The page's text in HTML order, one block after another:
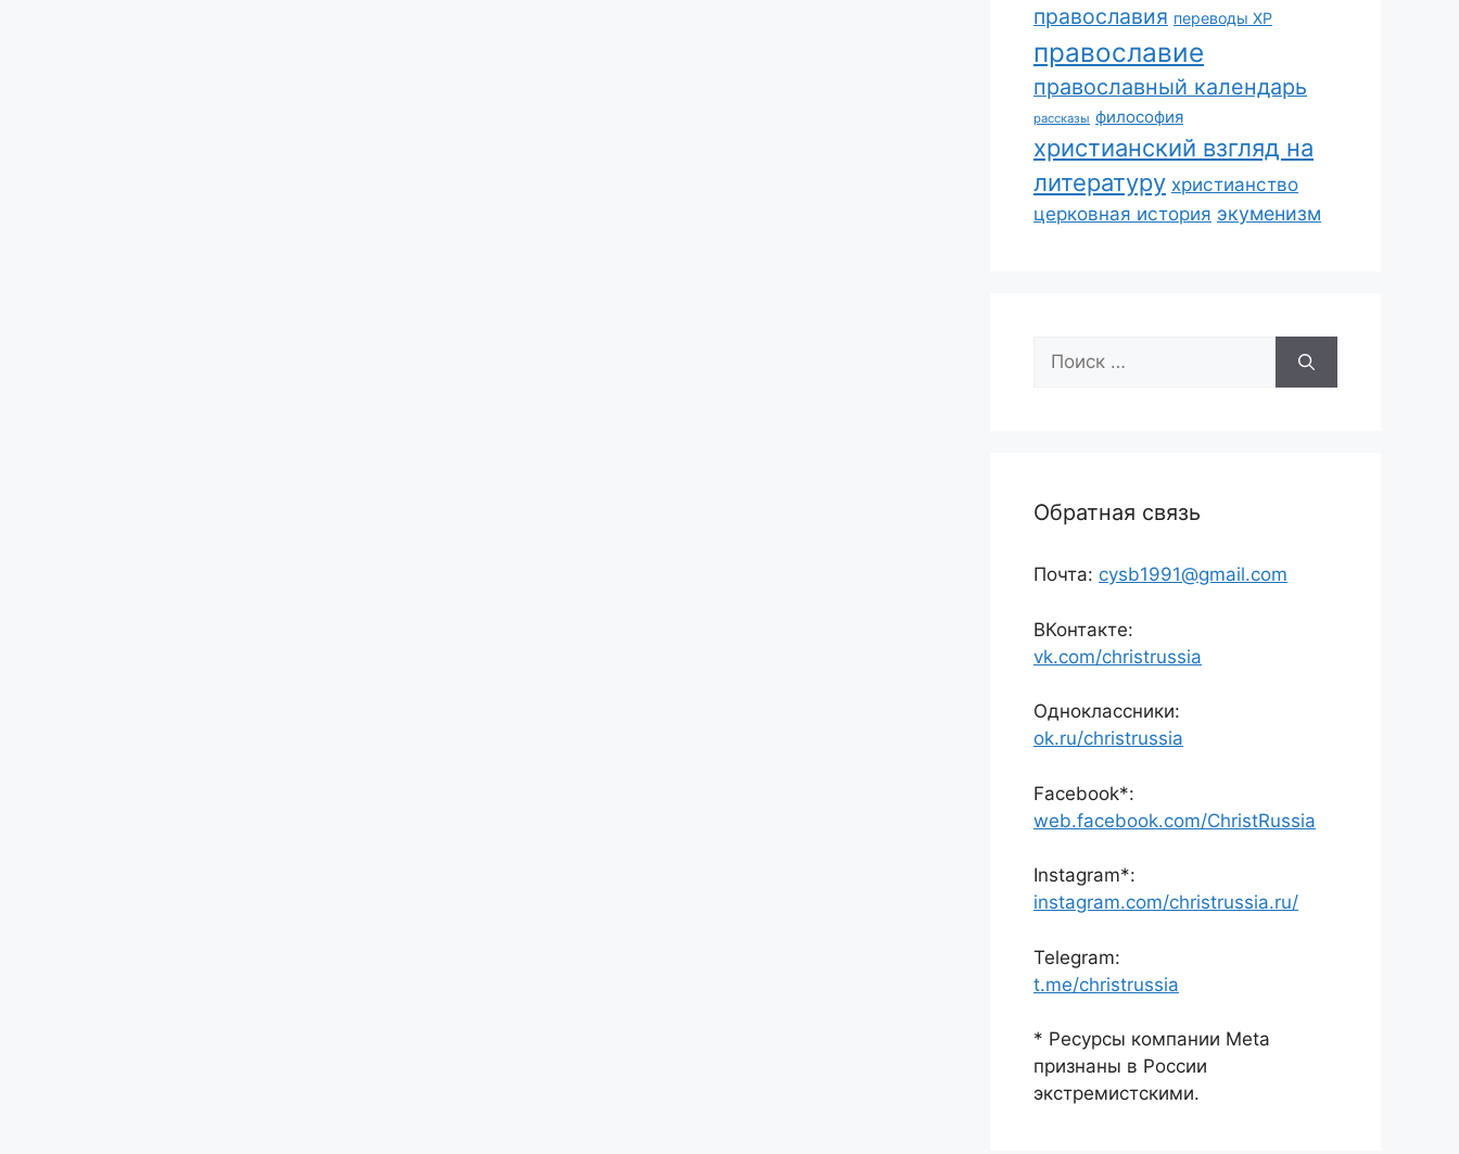
православия переводы ХР
православие
православный календарь
рассказы философия
христианский взгляд на
литературу христианство
церковная история экуменизм
Поиск:
Обратная связь
Почта: cysb1991@gmail.com
ВКонтакте:
vk.com/christrussia
Одноклассники:
ok.ru/christrussia
Facebook*:
web.facebook.com/ChristRussia
Instagram*:
instagram.com/christrussia.ru/
Telegram:
t.me/christrussia
* Ресурсы компании Meta
признаны в России
экстремистскими.